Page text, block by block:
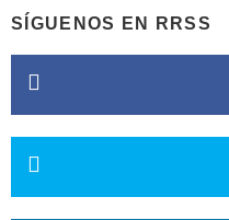
SÍGUENOS EN RRSS